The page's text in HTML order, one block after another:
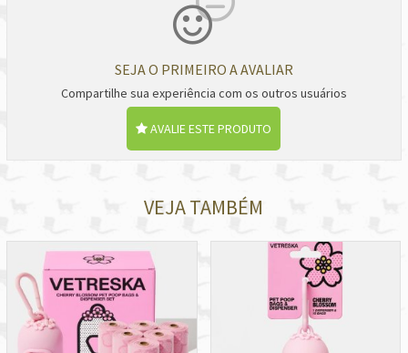
SEJA O PRIMEIRO A AVALIAR
Compartilhe sua experiência com os outros usuários
AVALIE ESTE PRODUTO
VEJA TAMBÉM